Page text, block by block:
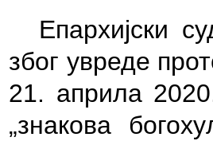
Епархијски
због увреде
21. априла
„знакова